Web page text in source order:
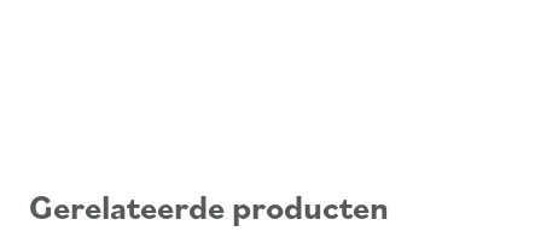
Gerelateerde producten